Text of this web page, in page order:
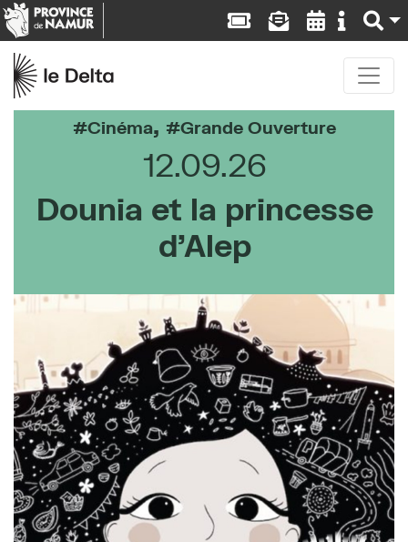
Cinéma, Grande Ouverture
12.09.26
Dounia et la princesse
d’Alep